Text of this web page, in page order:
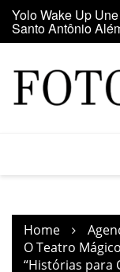
Skip
content
Maior clube de
do Vinil no
Home
O Teatro
“Histórias para